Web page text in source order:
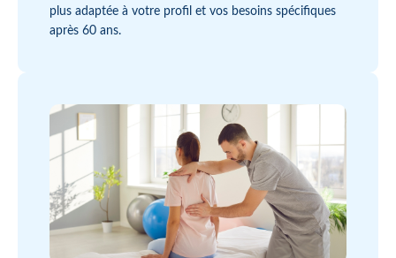
plus adaptée à votre profil et vos besoins spécifiques
après 60 ans.